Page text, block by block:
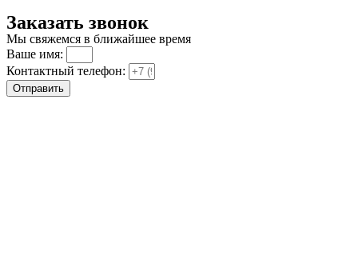
Заказать звонок
Мы свяжемся в ближайшее время
Ваше имя:
Контактный телефон:
Отправить